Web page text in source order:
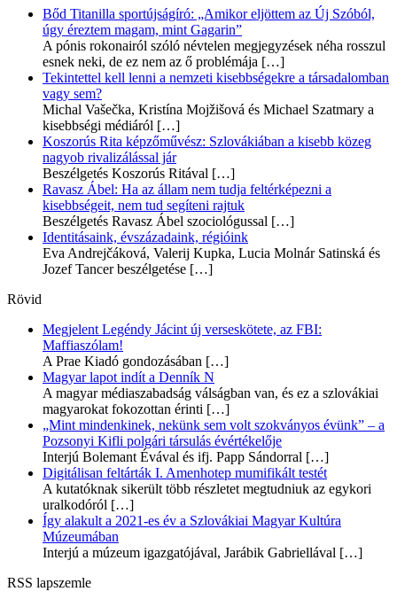
Bőd Titanilla sportújságíró: „Amikor eljöttem az Új Szóból,
úgy éreztem magam, mint Gagarin”
A pónis rokonairól szóló névtelen megjegyzések néha rosszul
esnek neki, de ez nem az ő problémája […]
Tekintettel kell lenni a nemzeti kisebbségekre a társadalomban
vagy sem?
Michal Vašečka, Kristína Mojžišová és Michael Szatmary a
kisebbségi médiáról […]
Koszorús Rita képzőművész: Szlovákiában a kisebb közeg
nagyob rivalizálással jár
Beszélgetés Koszorús Ritával […]
Ravasz Ábel: Ha az állam nem tudja feltérképezni a
kisebbségeit, nem tud segíteni rajtuk
Beszélgetés Ravasz Ábel szociológussal […]
Identitásaink, évszázadaink, régióink
Eva Andrejčáková, Valerij Kupka, Lucia Molnár Satinská és
Jozef Tancer beszélgetése […]
Rövid
Megjelent Legéndy Jácint új verseskötete, az FBI:
Maffiaszólam!
A Prae Kiadó gondozásában […]
Magyar lapot indít a Denník N
A magyar médiaszabadság válságban van, és ez a szlovákiai
magyarokat fokozottan érinti […]
„Mint mindenkinek, nekünk sem volt szokványos évünk” – a
Pozsonyi Kifli polgári társulás évértékelője
Interjú Bolemant Évával és ifj. Papp Sándorral […]
Digitálisan feltárták I. Amenhotep mumifikált testét
A kutatóknak sikerült több részletet megtudniuk az egykori
uralkodóról […]
Így alakult a 2021-es év a Szlovákiai Magyar Kultúra
Múzeumában
Interjú a múzeum igazgatójával, Jarábik Gabriellával […]
RSS lapszemle